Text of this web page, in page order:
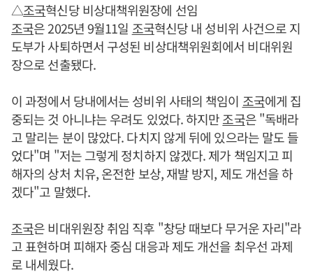
△조국혁신당 비상대책위원장에 선임
조국은 2025년 9월11일 조국혁신당 내 성비위 사건으로 지
도부가 사퇴하면서 구성된 비상대책위원회에서 비대위원
장으로 선출됐다.
이 과정에서 당내에서는 성비위 사태의 책임이 조국에게 집
중되는 것 아니냐는 우려도 있었다. 하지만조국은 "독배라
고 말리는 분이 많았다. 다치지 않게 뒤에 있으라는 말도 들
었다"며 "저는 그렇게 정치하지 않겠다. 제가 책임지고 피
해자의 상처 치유, 온전한 보상, 재발 방지, 제도 개선을 하
겠다"고 말했다.
조국은 비대위원장 취임 직후 "창당 때보다 무거운 자리"라
고 표현하며 피해자 중심 대응과 제도 개선을 최우선 과제
로 내세웠다.